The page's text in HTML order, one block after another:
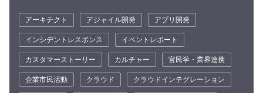
アーキテクト アジャイル開発
アプリ開発
インシデントレスポンス
イベントレポート
カスタマーストーリー
カルチャー
官民学・業界連携
企業市民活動
クラウド
クラウドインテグレーション